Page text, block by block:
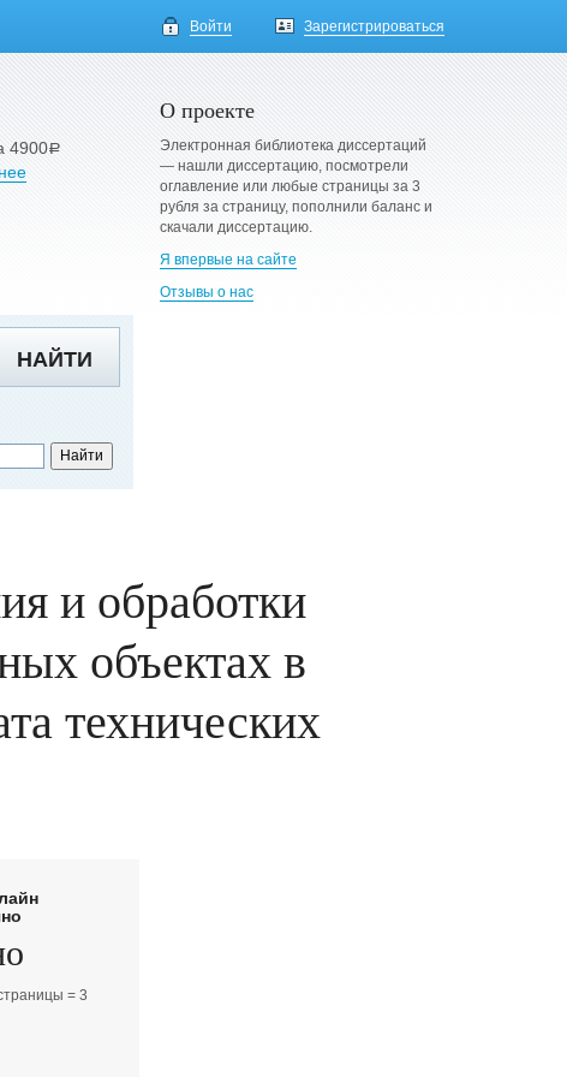
Войти Зарегистрироваться
4900a
О проекте
Электронная библиотека диссертаций
— нашли диссертацию, посмотрели
оглавление или любые страницы за 3
рубля за страницу, пополнили баланс и
скачали диссертацию.
Я впервые на сайте
Отзывы о нас
НАЙТИ
и обработки
объектах в
технических
= 3